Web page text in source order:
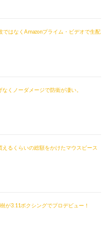
ではなくAmazonプライム・ビデオで生配
くノーダメージで防衛が凄い。
るくらいの総額をかけたマウスピース
が3.11ボクシングでプロデビュー！